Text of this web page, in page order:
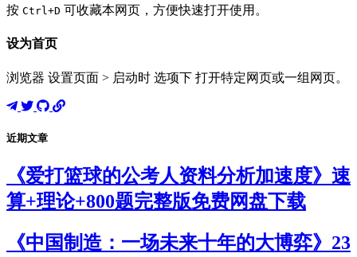
按 Ctrl+D 可收藏本网页，方便快速打开使用。
设为首页
浏览器 设置页面 > 启动时 选项下 打开特定网页或一组网页。
近期文章
《爱打篮球的公考人资料分析加速度》速
算+理论+800题完整版免费网盘下载
《中国制造：一场未来十年的大博弈》23